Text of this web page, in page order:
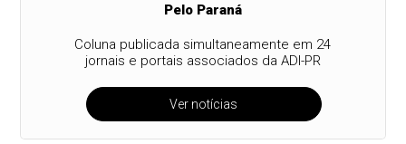
Pelo Paraná
Coluna publicada simultaneamente em 24
jornais e portais associados da ADI-PR
Ver notícias